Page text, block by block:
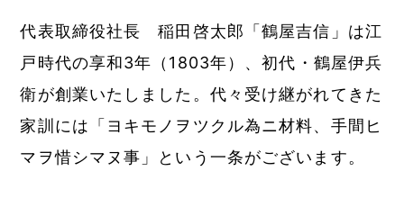
代表取締役社長 稲田啓太郎 「鶴屋吉信」は江
戸時代の享和3年（1803年）、初代・鶴屋伊兵
衛が創業いたしました。代々受け継がれてきた
家訓には「ヨキモノヲツクル為ニ材料、手間ヒ
マヲ惜シマヌ事」という一条がございます。